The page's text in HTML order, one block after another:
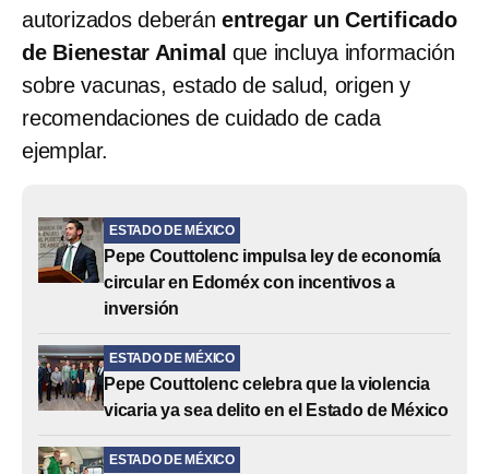
autorizados deberánentregar un Certificado
de Bienestar Animal que incluya información
sobre vacunas, estado de salud, origen y
recomendaciones de cuidado de cada
ejemplar.
ESTADO DE MÉXICO
Pepe Couttolenc impulsa ley de economía
circular en Edoméx con incentivos a
inversión
ESTADO DE MÉXICO
Pepe Couttolenc celebra que la violencia
vicaria ya sea delito en el Estado de México
ESTADO DE MÉXICO